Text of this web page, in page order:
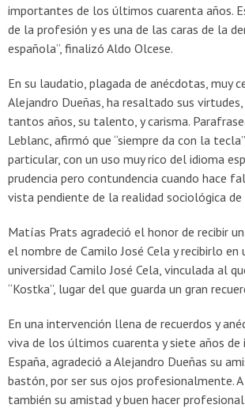
importantes de los últimos cuarenta años.
de la profesión y es una de las caras de la
española”, finalizó Aldo Olcese.
En su laudatio, plagada de anécdotas, muy
Alejandro Dueñas, ha resaltado sus
tantos años, su talento, y carisma.
Leblanc, afirmó que “siempre da con la
particular, con un uso muy rico del idioma
prudencia pero contundencia cuando hace
vista pendiente de la realidad sociológica
Matías Prats agradeció el honor de recibir
el nombre de Camilo José Cela y recibirlo
universidad Camilo José Cela, vinculada al
“Kostka”, lugar del que guarda un gran
En una intervención llena de recuerdos y
viva de los últimos cuarenta y siete años de
España, agradeció a Alejandro Dueñas su
bastón, por ser sus ojos profesionalmente.
también su amistad y buen hacer profesional.